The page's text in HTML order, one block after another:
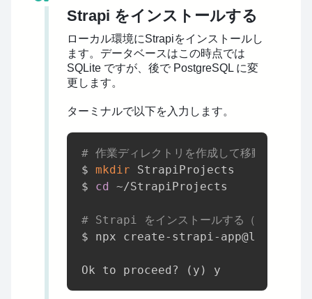
Strapi をインストールする
ローカル環境にStrapiをインストールし
ます。データベースはこの時点では
SQLite ですが、後で PostgreSQL に変
更します。
ターミナルで以下を入力します。
# 作業ディレクトリを作成して移動する
$ mkdir StrapiProjects
$ cd ~/StrapiProjects
# Strapi をインストールする（
$ npx create-strapi-app@latest
Ok to proceed? ( y )